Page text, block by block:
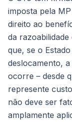
imposta pela
direito ao
da
que, se o
deslocamento,
ocorre – desde
represente
não deve ser
amplamente